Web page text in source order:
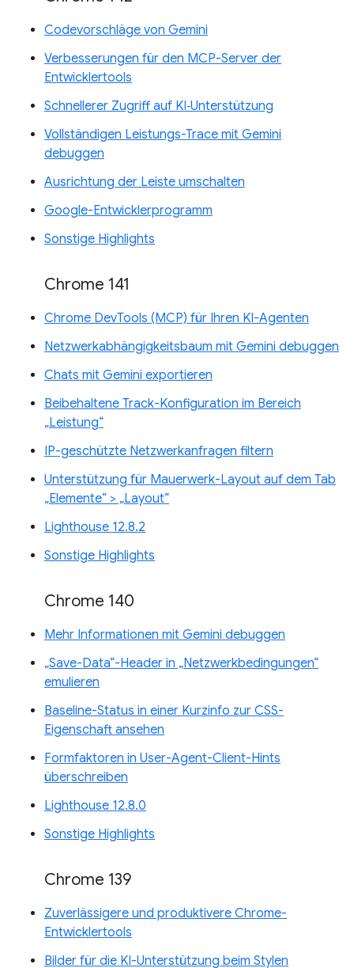
Codevorschläge von Gemini
Verbesserungen für den MCP-Server der
Entwicklertools
Schnellerer Zugriff auf KI‑Unterstützung
Vollständigen Leistungs-Trace mit Gemini
debuggen
Ausrichtung der Leiste umschalten
Google-Entwicklerprogramm
Sonstige Highlights
Chrome 141
Chrome DevTools (MCP) für Ihren KI-Agenten
Netzwerkabhängigkeitsbaum mit Gemini debuggen
Chats mit Gemini exportieren
Beibehaltene Track-Konfiguration im Bereich
„Leistung“
IP-geschützte Netzwerkanfragen filtern
Unterstützung für Mauerwerk-Layout auf dem Tab
„Elemente“ > „Layout“
Lighthouse 12.8.2
Sonstige Highlights
Chrome 140
Mehr Informationen mit Gemini debuggen
„Save-Data“-Header in „Netzwerkbedingungen“
emulieren
Baseline-Status in einer Kurzinfo zur CSS-
Eigenschaft ansehen
Formfaktoren in User-Agent-Client-Hints
überschreiben
Lighthouse 12.8.0
Sonstige Highlights
Chrome 139
Zuverlässigere und produktivere Chrome-
Entwicklertools
Bilder für die KI-Unterstützung beim Stylen